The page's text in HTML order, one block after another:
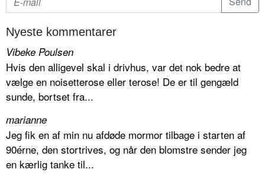
Nyeste kommentarer
Vibeke Poulsen
Hvis den alligevel skal i drivhus, var det nok bedre at
vælge en noisetterose eller terose! De er til gengæld
sunde, bortset fra...
marianne
Jeg fik en af min nu afdøde mormor tilbage i starten af
90érne, den stortrives, og når den blomstre sender jeg
en kærlig tanke til...